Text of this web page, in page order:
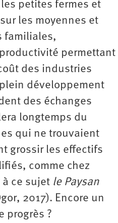
petites fermes et
les moyennes et
familiales,
permettant
des industries
développement
des échanges
longtemps du
qui ne trouvaient
grossir les effectifs
comme chez
à ce sujet le Paysan
2017). Encore un
progrès ?